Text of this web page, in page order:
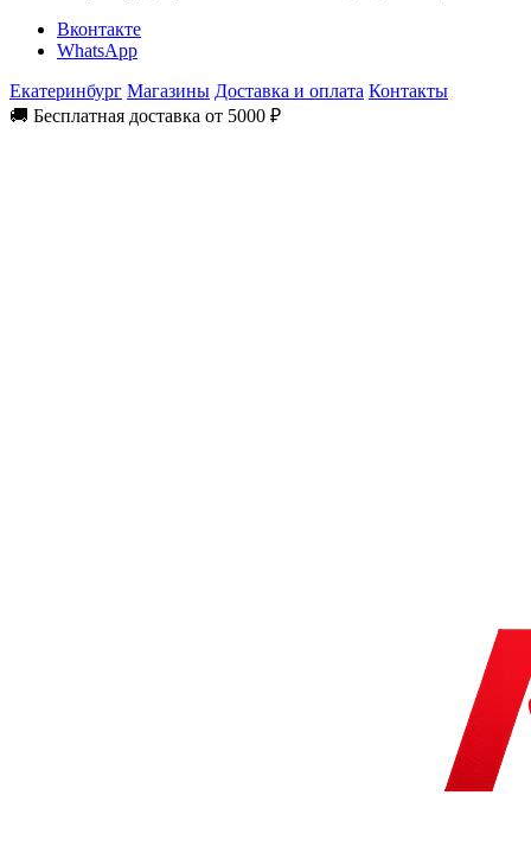
Вконтакте
WhatsApp
Екатеринбург Магазины Доставка и оплата Контакты
🚚 Бесплатная доставка от 5000 ₽